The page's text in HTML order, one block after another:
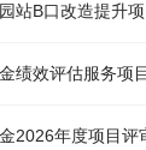
站B口改造提升
绩效评估服务项
2026年度项目